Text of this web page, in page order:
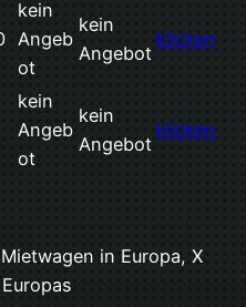
kein
Angeb
ot
kein
Angebot
klicken
kein
Angeb
ot
kein
Angebot
klicken
in Europa, X